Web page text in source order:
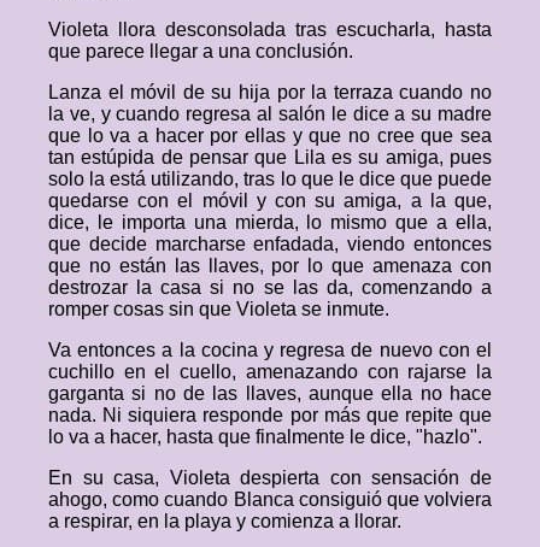
Violeta llora desconsolada tras escucharla, hasta
que parece llegar a una conclusión.
Lanza el móvil de su hija por la terraza cuando no
la ve, y cuando regresa al salón le dice a su madre
que lo va a hacer por ellas y que no cree que sea
tan estúpida de pensar que Lila es su amiga, pues
solo la está utilizando, tras lo que le dice que puede
quedarse con el móvil y con su amiga, a la que,
dice, le importa una mierda, lo mismo que a ella,
que decide marcharse enfadada, viendo entonces
que no están las llaves, por lo que amenaza con
destrozar la casa si no se las da, comenzando a
romper cosas sin que Violeta se inmute.
Va entonces a la cocina y regresa de nuevo con el
cuchillo en el cuello, amenazando con rajarse la
garganta si no de las llaves, aunque ella no hace
nada. Ni siquiera responde por más que repite que
lo va a hacer, hasta que finalmente le dice, "hazlo".
En su casa, Violeta despierta con sensación de
ahogo, como cuando Blanca consiguió que volviera
a respirar, en la playa y comienza a llorar.